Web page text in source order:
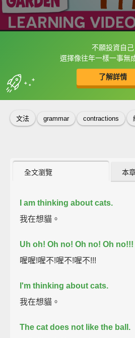
不願投資自己
選擇像往年一樣一事無
了解詳情
框選或點兩下字幕可以直
收錄佳句
文法 grammar contractions
全文瀏覽 本
I am thinking about cats.
我在想貓。
Uh oh! Oh no! Oh no! Oh no!!!
喔喔!喔不!喔不!喔不!!!
I'm thinking about cats.
我在想貓。
The cat does not like the ball.